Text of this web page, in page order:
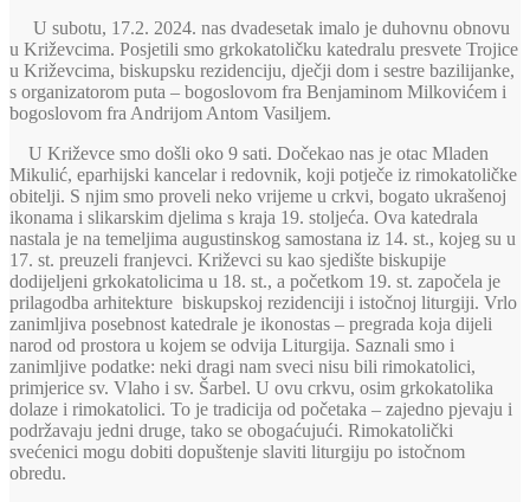
U subotu, 17.2. 2024. nas dvadesetak imalo je duhovnu obnovu
u Križevcima. Posjetili smo grkokatoličku katedralu presvete Trojice
u Križevcima, biskupsku rezidenciju, dječji dom i sestre bazilijanke,
s organizatorom puta – bogoslovom fra Benjaminom Milkovićem i
bogoslovom fra Andrijom Antom Vasiljem.
U Križevce smo došli oko 9 sati. Dočekao nas je otac Mladen
Mikulić, eparhijski kancelar i redovnik, koji potječe iz rimokatoličke
obitelji. S njim smo proveli neko vrijeme u crkvi, bogato ukrašenoj
ikonama i slikarskim djelima s kraja 19. stoljeća. Ova katedrala
nastala je na temeljima augustinskog samostana iz 14. st., kojeg su u
17. st. preuzeli franjevci. Križevci su kao sjedište biskupije
dodijeljeni grkokatolicima u 18. st., a početkom 19. st. započela je
prilagodba arhitekture biskupskoj rezidenciji i istočnoj liturgiji. Vrlo
zanimljiva posebnost katedrale je ikonostas – pregrada koja dijeli
narod od prostora u kojem se odvija Liturgija. Saznali smo i
zanimljive podatke: neki dragi nam sveci nisu bili rimokatolici,
primjerice sv. Vlaho i sv. Šarbel. U ovu crkvu, osim grkokatolika
dolaze i rimokatolici. To je tradicija od početaka – zajedno pjevaju i
podržavaju jedni druge, tako se obogaćujući. Rimokatolički
svećenici mogu dobiti dopuštenje slaviti liturgiju po istočnom
obredu.